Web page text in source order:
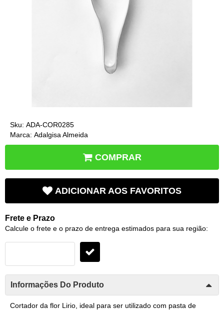
Sku: ADA-COR0285
Marca: Adalgisa Almeida
COMPRAR
ADICIONAR AOS FAVORITOS
Frete e Prazo
Calcule o frete e o prazo de entrega estimados para sua região:
Informações Do Produto
Cortador da flor Lirio, ideal para ser utilizado com pasta de